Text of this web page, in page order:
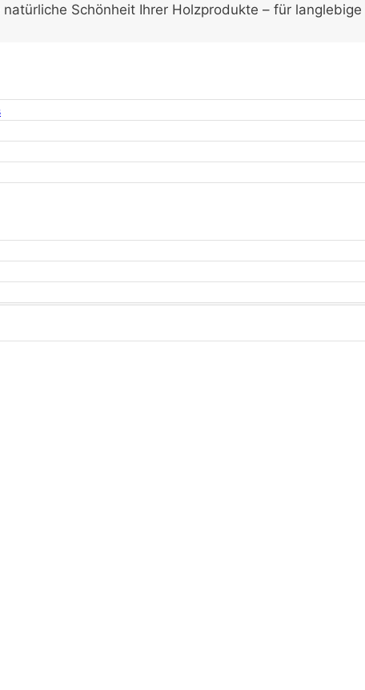
Schönheit Ihrer Holzprodukte – für